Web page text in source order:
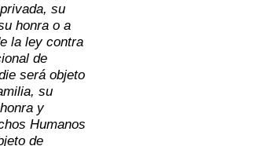
su
honra o a
la ley contra
de
será objeto
su
y
Humanos
de